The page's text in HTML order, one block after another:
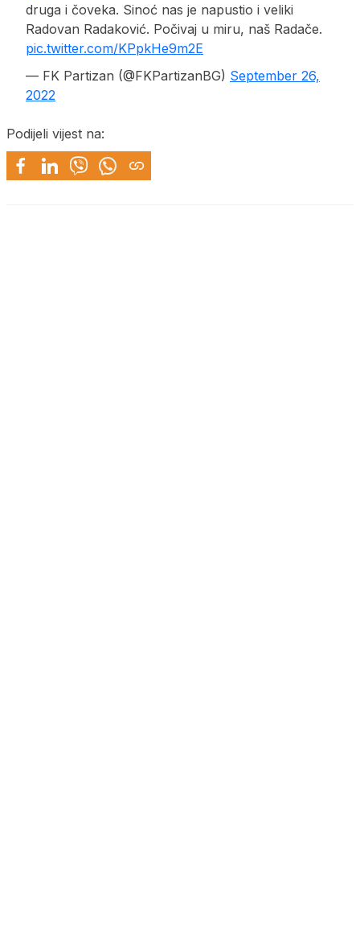
druga i čoveka. Sinoć nas je napustio i veliki
Radovan Radaković. Počivaj u miru, naš Radače.
pic.twitter.com/KPpkHe9m2E
— FK Partizan (@FKPartizanBG) September 26,
2022
Podijeli vijest na: